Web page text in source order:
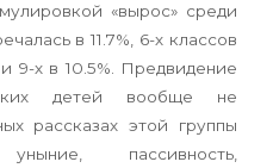
«вырос» среди
в 11.7%, 6-х классов
и 9-х в 10.5%. Предвидение
детей вообще не
рассказах этой группы
пассивность,